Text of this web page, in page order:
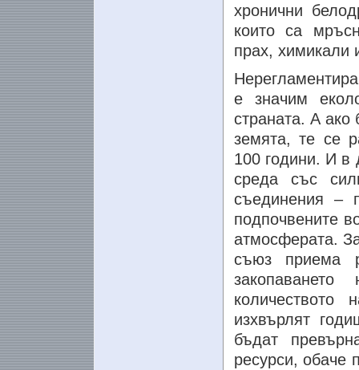
хронични
които са
прах, химикали
е значим
страната. А ако
земята, те се
100 години. И в
среда със
съединения –
подпочвените
атмосферата.
съюз приема
изхвърлят
бъдат
ресурси, обаче